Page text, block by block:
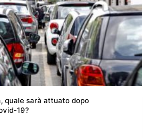
quale sarà attuato dopo
19?